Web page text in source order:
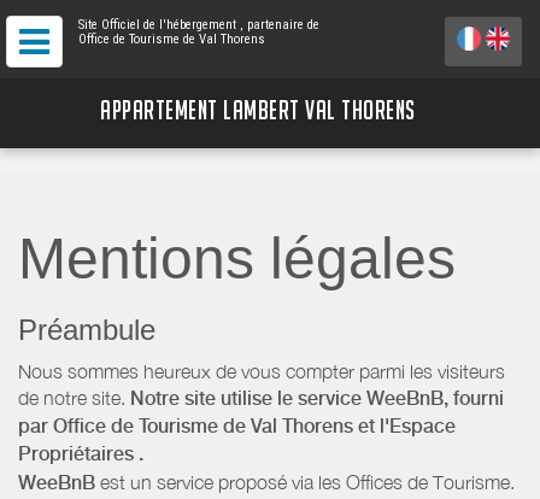
Site Officiel de l'hébergement , partenaire de
Office de Tourisme de Val Thorens
APPARTEMENT LAMBERT VAL THORENS
Mentions légales
Préambule
Nous sommes heureux de vous compter parmi les visiteurs
de notre site. Notre site utilise le service WeeBnB, fourni
par Office de Tourisme de Val Thorens et l'Espace
Propriétaires .
WeeBnB est un service proposé via les Offices de Tourisme.